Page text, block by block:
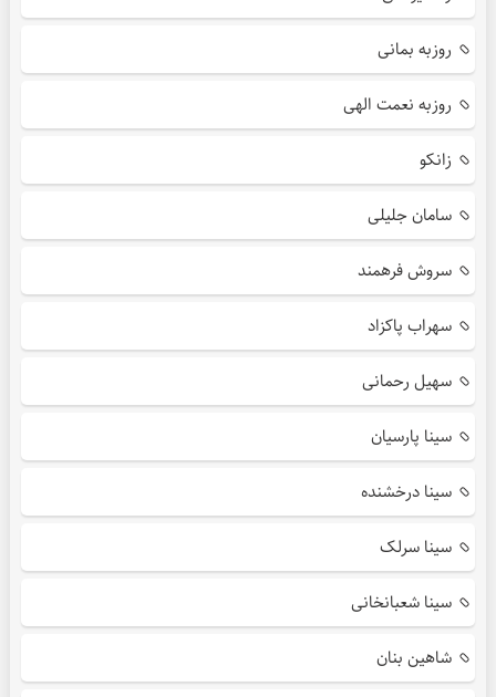
روزبه بمانی
روزبه نعمت الهی
زانکو
سامان جلیلی
سروش فرهمند
سهراب پاکزاد
سهیل رحمانی
سینا پارسیان
سینا درخشنده
سینا سرلک
سینا شعبانخانی
شاهین بنان